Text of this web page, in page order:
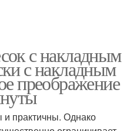
с накладным
с накладным
преображение
и практичны. Однако